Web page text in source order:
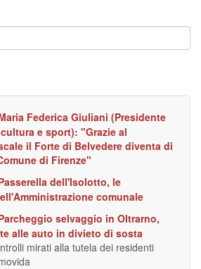
Federica Giuliani (Presidente
e sport): "Grazie al
il Forte di Belvedere diventa di
di Firenze"
dell'Isolotto, le
comunale
selvaggio in Oltrarno,
alle auto in divieto di sosta
mirati alla tutela dei residenti